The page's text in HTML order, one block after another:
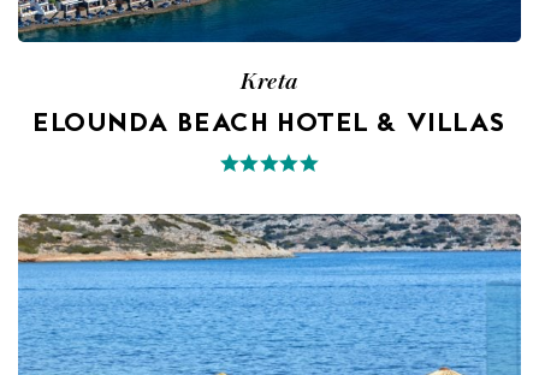
Kreta
ELOUNDA BEACH HOTEL & VILLAS